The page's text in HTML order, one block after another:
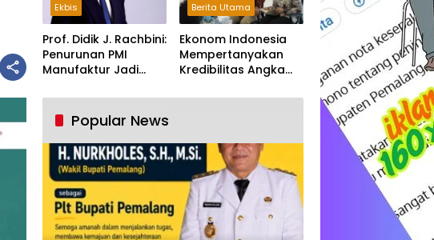
Ekbis
Prof. Didik J. Rachbini:
Penurunan PMI
Manufaktur Jadi
Industri Nasional
Berita Utama
Ekonom Indonesia
Mempertanyakan
Kredibilitas Angka
Tumbuh Tapi Rapuh
Popular News